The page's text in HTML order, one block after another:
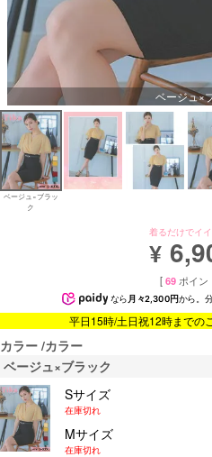
ベージュ×
ベージュ×ブラッ
ク
着るだけでイ
¥
[ 69 ポイン
なら月々2,300円から。
平日15時/土日祝12時までの
カラー カラー
ベージュ×ブラック
Sサイズ
在庫切れ
Mサイズ
在庫切れ